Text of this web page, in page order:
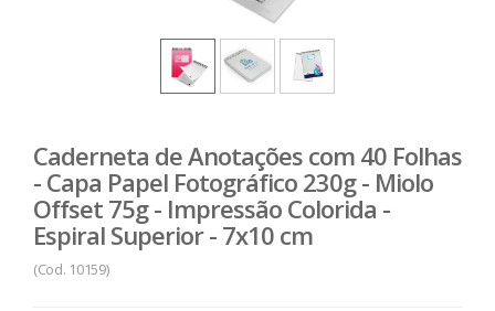
Caderneta de Anotações com 40 Folhas
- Capa Papel Fotográfico 230g - Miolo
Offset 75g - Impressão Colorida -
Espiral Superior - 7x10 cm
(Cod. 10159)